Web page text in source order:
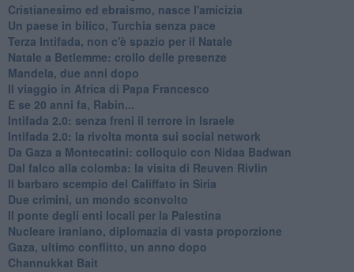
Cristianesimo ed ebraismo, nasce l'amicizia
Un paese in bilico, Turchia senza pace
Terza Intifada, non c'è spazio per il Natale
Natale a Betlemme: crollo delle presenze
Mandela, due anni dopo
Il viaggio in Africa di Papa Francesco
E se 20 anni fa, Rabin...
Intifada 2.0: senza freni il terrore in Israele
Intifada 2.0: la rivolta monta sui social network
Da Gaza a Montecatini: colloquio con Nidaa Badwan
Dal falco alla colomba: la visita di Reuven Rivlin
Il barbaro scempio del Califfato in Siria
Due crimini, un mondo sconvolto
Il ponte degli enti locali per la Palestina
Nucleare iraniano, diplomazia di vasta proporzione
Gaza, ultimo conflitto, un anno dopo
Channukkat Bait